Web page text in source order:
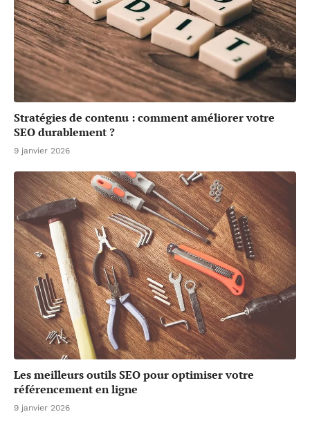
Stratégies de contenu : comment améliorer votre
SEO durablement ?
9 janvier 2026
Les meilleurs outils SEO pour optimiser votre
référencement en ligne
9 janvier 2026